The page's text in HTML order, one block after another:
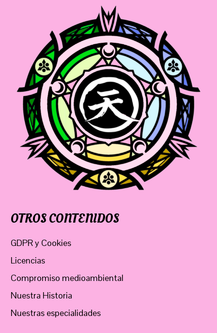
OTROS CONTENIDOS
GDPR y Cookies
Licencias
Compromiso medioambiental
Nuestra Historia
Nuestras especialidades